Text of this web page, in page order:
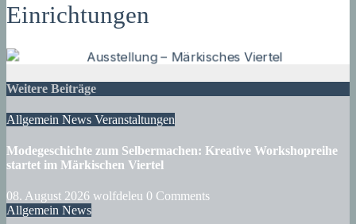
Einrichtungen
Weitere Beiträge
Allgemein News Veranstaltungen
Modegeschichte zum Selbermachen: Kreative Workshopreihe
startet im Märkischen Viertel
08. August 2026 wolfdeleu 0 Comments
Allgemein News